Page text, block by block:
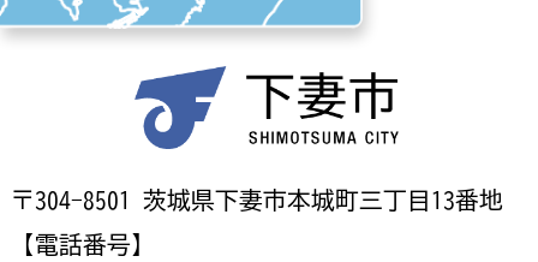
〒304-8501 茨城県下妻市本城町三丁目13番地
【電話番号】